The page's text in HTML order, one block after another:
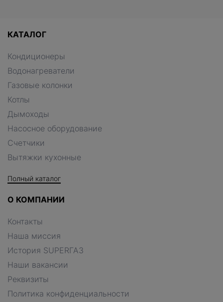
КАТАЛОГ
Кондиционеры
Водонагреватели
Газовые колонки
Котлы
Дымоходы
Насосное оборудование
Счетчики
Вытяжки кухонные
Полный каталог
О КОМПАНИИ
Контакты
Наша миссия
История SUPERГАЗ
Наши вакансии
Реквизиты
Политика конфиденциальности